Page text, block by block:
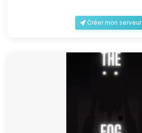
Créer mon serveur